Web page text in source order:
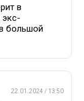
в
большой
22.01.2024 / 13:50